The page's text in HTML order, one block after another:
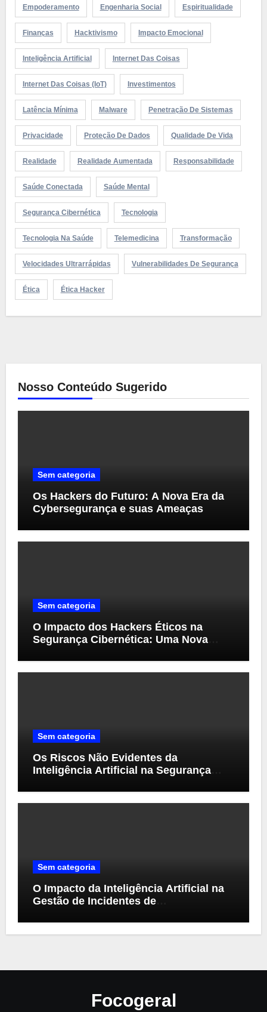
Empoderamento Engenharia Social Espiritualidade
Finanças Hacktivismo Impacto Emocional
Inteligência Artificial Internet Das Coisas
Internet Das Coisas (IoT) Investimentos
Latência Mínima Malware Penetração De Sistemas
Privacidade Proteção De Dados Qualidade De Vida
Realidade Realidade Aumentada Responsabilidade
Saúde Conectada Saúde Mental
Segurança Cibernética Tecnologia
Tecnologia Na Saúde Telemedicina Transformação
Velocidades Ultrarrápidas Vulnerabilidades De Segurança
Ética Ética Hacker
Nosso Conteúdo Sugerido
Sem categoria
Os Hackers do Futuro: A Nova Era da
Cybersegurança e suas Ameaças
Sem categoria
O Impacto dos Hackers Éticos na
Segurança Cibernética: Uma Nova
Sem categoria
Os Riscos Não Evidentes da
Inteligência Artificial na Segurança
Sem categoria
O Impacto da Inteligência Artificial na
Gestão de Incidentes de
Focogeral